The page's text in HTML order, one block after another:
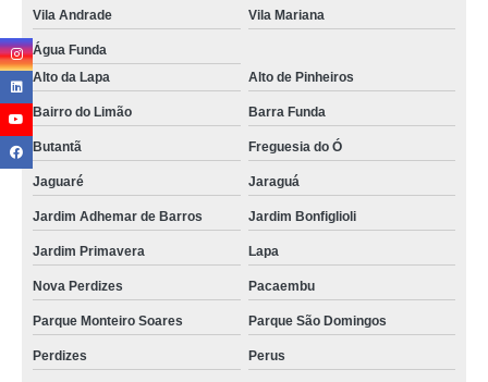
Vila Andrade Vila Mariana
Água Funda
Alto da Lapa
Alto de Pinheiros
Bairro do Limão Barra Funda
Butantã Freguesia do Ó
Jaguaré Jaraguá
Jardim Adhemar de Barros Jardim Bonfiglioli
Jardim Primavera Lapa
Nova Perdizes Pacaembu
Parque Monteiro Soares Parque São Domingos
Perdizes Perus